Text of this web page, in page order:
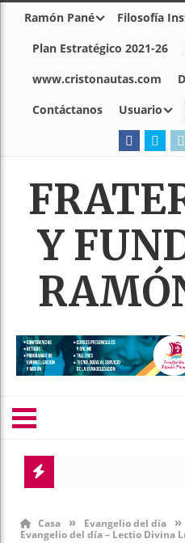
Ramón Pané
Filosofía
Plan Estratégico 2021-26
www.cristonautas.com
Contáctanos
Usuario
Y
Casa » Evangelio del día »
Evangelio del día – Lectio Divina